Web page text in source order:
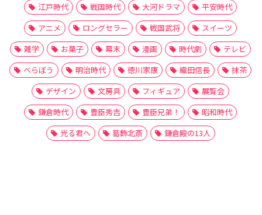
江戸時代 戦国時代 大河ドラマ
平安時代
アニメ
ロングセラー 戦国武将
スイーツ
雑学
お菓子 幕末 漫画 時代劇
テレビ
べらぼう
明治時代 徳川家康 織田信長
抹茶
デザイン
文房具 フィギュア
展覧会
鎌倉時代
豊臣秀吉 豊臣兄弟！
昭和時代
光る君へ
葛飾北斎 鎌倉殿の13人